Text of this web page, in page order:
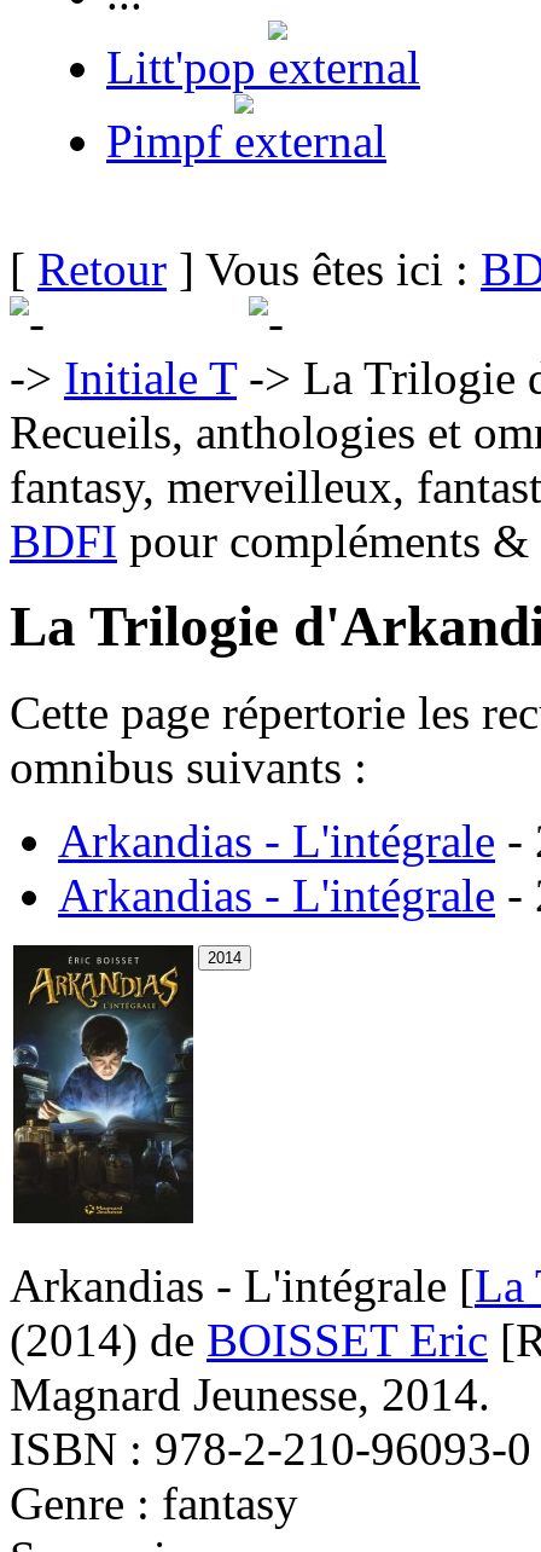
Litt'pop
Pimpf
[ Retour ] Vous êtes ici :
Initiale T
La Trilogie
Recueils, anthologies et
fantasy, merveilleux,
BDFI pour compléments
La Trilogie
Cette page répertorie les
omnibus suivants :
Arkandias - L'intégrale -
Arkandias - L'intégrale -
Arkandias - L'intégrale [La
(2014) de BOISSET Eric
Magnard Jeunesse, 2014.
ISBN : 978-2-210-96093-0
Genre : fantasy